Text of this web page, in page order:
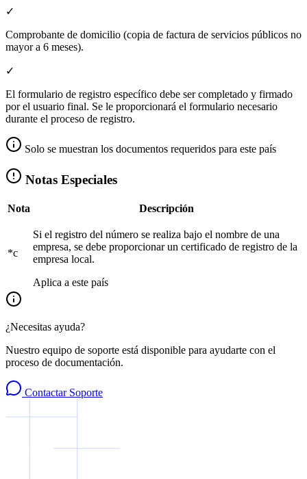
✓
Comprobante de domicilio (copia de factura de servicios públicos no
mayor a 6 meses).
✓
El formulario de registro específico debe ser completado y firmado
por el usuario final. Se le proporcionará el formulario necesario
durante el proceso de registro.
Solo se muestran los documentos requeridos para este país
Notas Especiales
Nota Descripción
*c
Si el registro del número se realiza bajo el nombre de una
empresa, se debe proporcionar un certificado de registro de la
empresa local.
Aplica a este país
¿Necesitas ayuda?
Nuestro equipo de soporte está disponible para ayudarte con el
proceso de documentación.
Contactar Soporte